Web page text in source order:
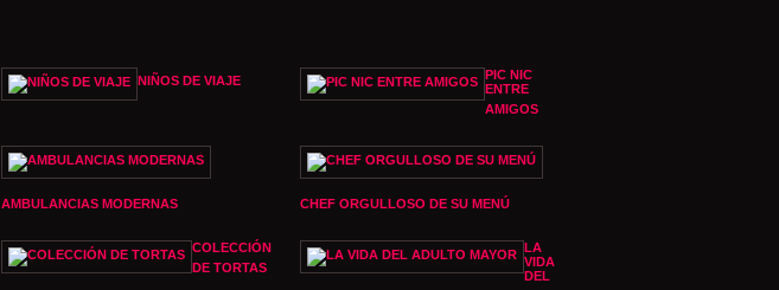
NIÑOS DE VIAJE
PIC NIC
ENTRE
AMIGOS
AMBULANCIAS MODERNAS CHEF ORGULLOSO DE SU MENÚ
COLECCIÓN
DE TORTAS
LA
VIDA
DEL